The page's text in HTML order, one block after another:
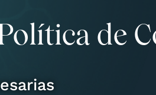
de